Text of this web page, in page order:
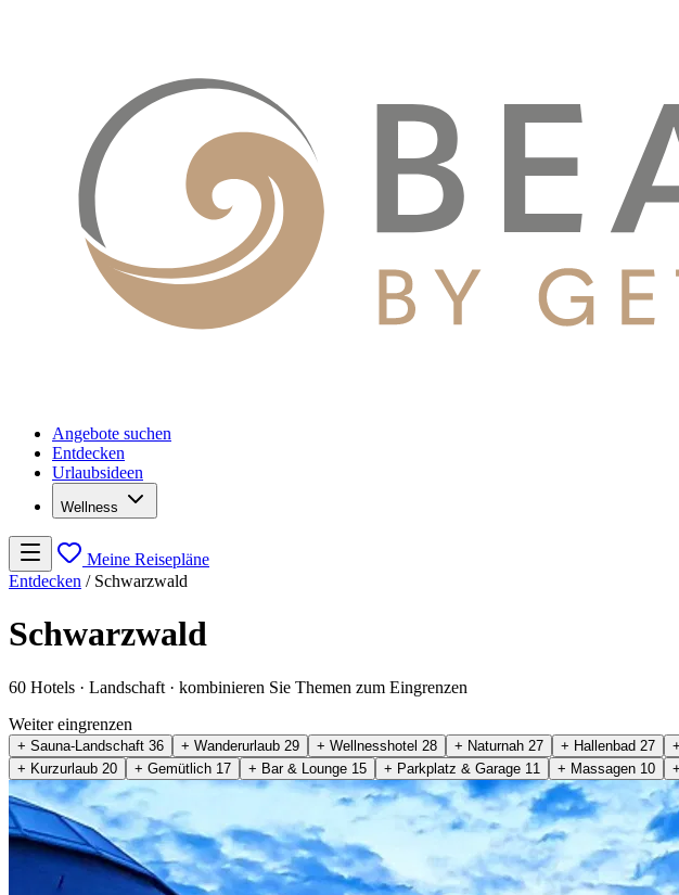
Angebote suchen
Entdecken
Urlaubsideen
Wellness
Meine Reisepläne
Entdecken / Schwarzwald
Schwarzwald
60 Hotels · Landschaft · kombinieren Sie Themen zum Eingrenzen
Weiter eingrenzen
+ Sauna-Landschaft 36 + Wanderurlaub 29 + Wellnesshotel 28 + Naturnah 27 + Hallenbad 27
+ Kurzurlaub 20 + Gemütlich 17 + Bar & Lounge 15 + Parkplatz & Garage 11 + Massagen 10